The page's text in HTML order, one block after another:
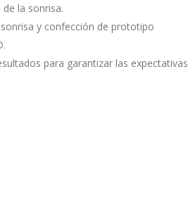
la sonrisa.
y confección de prototipo
para garantizar las expectativas